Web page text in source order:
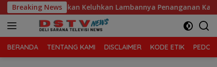
Langsung
ke
konten
Breaking News
Keluhkan Lambannya Penanganan Kasus di Polresta
BERANDA TENTANG KAMI DISCLAIMER KODE ETIK